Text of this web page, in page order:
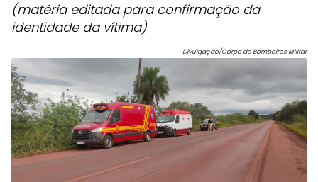
(matéria editada para confirmação da
identidade da vítima)
Divulgação/Corpo de Bombeiros Militar